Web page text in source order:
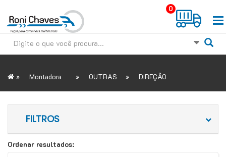
0
» Montadora » OUTRAS » DIREÇÃO
FILTROS
Ordenar resultados: